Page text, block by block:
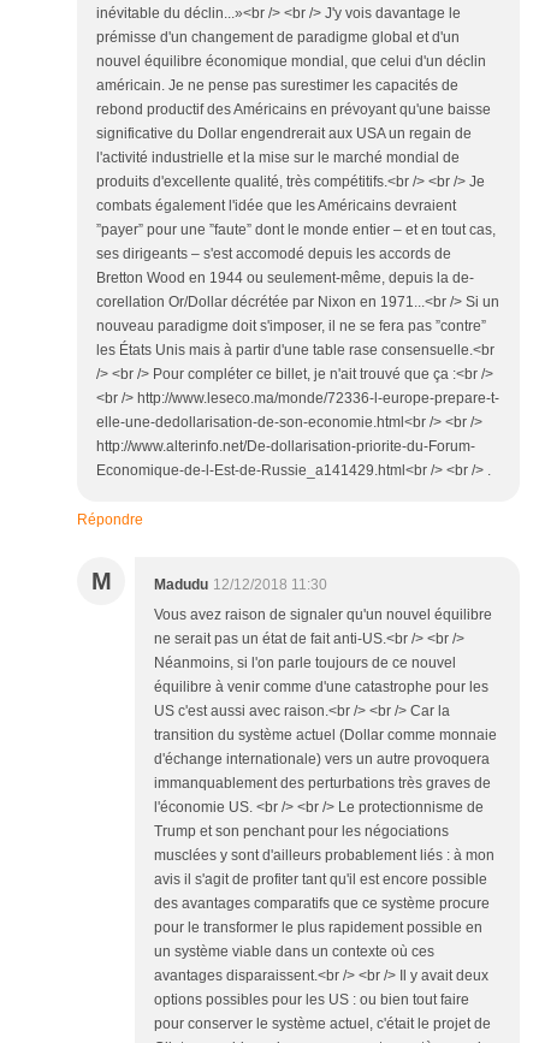
inévitable du déclin...»<br /> <br /> J'y vois davantage le
prémisse d'un changement de paradigme global et d'un
nouvel équilibre économique mondial, que celui d'un déclin
américain. Je ne pense pas surestimer les capacités de
rebond productif des Américains en prévoyant qu'une baisse
significative du Dollar engendrerait aux USA un regain de
l'activité industrielle et la mise sur le marché mondial de
produits d'excellente qualité, très compétitifs.<br /> <br /> Je
combats également l'idée que les Américains devraient
”payer” pour une ”faute” dont le monde entier – et en tout cas,
ses dirigeants – s'est accomodé depuis les accords de
Bretton Wood en 1944 ou seulement-même, depuis la de-
corellation Or/Dollar décrétée par Nixon en 1971...<br /> Si un
nouveau paradigme doit s'imposer, il ne se fera pas ”contre”
les États Unis mais à partir d'une table rase consensuelle.<br
/> <br /> Pour compléter ce billet, je n'ait trouvé que ça :<br />
<br /> http://www.leseco.ma/monde/72336-l-europe-prepare-t-
elle-une-dedollarisation-de-son-economie.html<br /> <br />
http://www.alterinfo.net/De-dollarisation-priorite-du-Forum-
Economique-de-l-Est-de-Russie_a141429.html<br /> <br /> .
Répondre
M Madudu 12/12/2018 11:30
Vous avez raison de signaler qu'un nouvel équilibre
ne serait pas un état de fait anti-US.<br /> <br />
Néanmoins, si l'on parle toujours de ce nouvel
équilibre à venir comme d'une catastrophe pour les
US c'est aussi avec raison.<br /> <br /> Car la
transition du système actuel (Dollar comme monnaie
d'échange internationale) vers un autre provoquera
immanquablement des perturbations très graves de
l'économie US. <br /> <br /> Le protectionnisme de
Trump et son penchant pour les négociations
musclées y sont d'ailleurs probablement liés : à mon
avis il s'agit de profiter tant qu'il est encore possible
des avantages comparatifs que ce système procure
pour le transformer le plus rapidement possible en
un système viable dans un contexte où ces
avantages disparaissent.<br /> <br /> Il y avait deux
options possibles pour les US : ou bien tout faire
pour conserver le système actuel, c'était le projet de